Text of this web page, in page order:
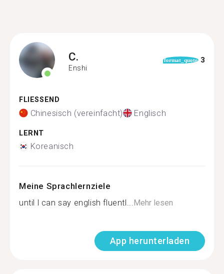
C.
Enshi
format_quote 3
FLIESSEND
Chinesisch (vereinfacht) Englisch
LERNT
Koreanisch
Meine Sprachlernziele
until l can say english fluentl...Mehr lesen
App herunterladen